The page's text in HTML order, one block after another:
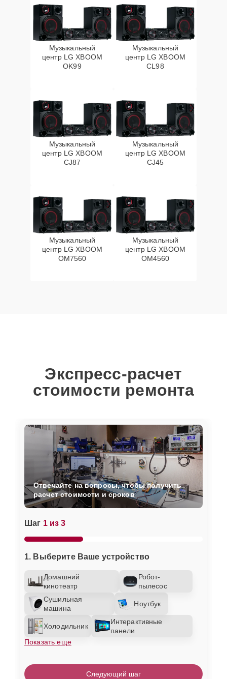
Музыкальный
центр LG XBOOM
OK99
Музыкальный
центр LG XBOOM
CL98
Музыкальный
центр LG XBOOM
CJ87
Музыкальный
центр LG XBOOM
CJ45
Музыкальный
центр LG XBOOM
OM7560
Музыкальный
центр LG XBOOM
OM4560
Экспресс-расчет
стоимости ремонта
Шаг 1 из 3
1. Выберите Ваше устройство
Домашний
кинотеатр
Робот-
пылесос
Сушильная
машина
Ноутбук
Холодильник
Интерактивные
панели
Показать еще
Отвечайте на вопросы, чтобы получить
расчет стоимости и сроков
Следующий шаг